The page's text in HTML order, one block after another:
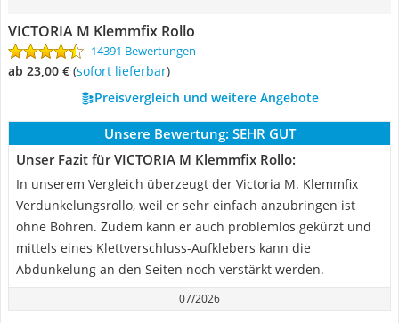
VICTORIA M Klemmfix Rollo
14391 Bewertungen
ab 23,00 € ( Sofort lieferbar)
Preisvergleich und weitere Angebote
Unsere Bewertung: SEHR GUT
Unser Fazit für VICTORIA M Klemmfix Rollo:
In unserem Vergleich überzeugt der Victoria M. Klemmfix
Verdunkelungsrollo, weil er sehr einfach anzubringen ist
ohne Bohren. Zudem kann er auch problemlos gekürzt und
mittels eines Klettverschluss-Aufklebers kann die
Abdunkelung an den Seiten noch verstärkt werden.
07/2026